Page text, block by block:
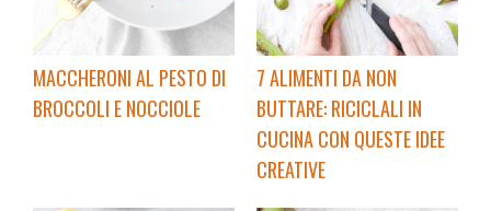
MACCHERONI AL PESTO DI
BROCCOLI E NOCCIOLE
7 ALIMENTI DA NON
BUTTARE: RICICLALI IN
CUCINA CON QUESTE IDEE
CREATIVE